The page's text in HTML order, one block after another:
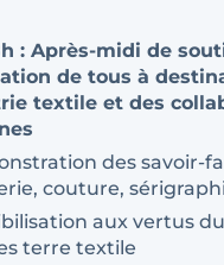
: Après-midi de
de tous à
textile et des
des savoir-
couture,
aux vertus
terre textile